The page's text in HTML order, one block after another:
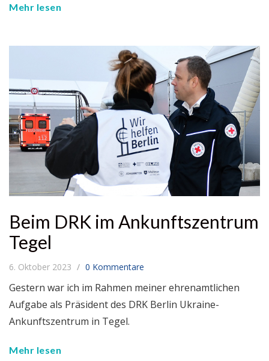
Mehr lesen
Beim DRK im Ankunftszentrum
Tegel
6. Oktober 2023 0 Kommentare
Gestern war ich im Rahmen meiner ehrenamtlichen
Aufgabe als Präsident des DRK Berlin Ukraine-
Ankunftszentrum in Tegel.
Mehr lesen